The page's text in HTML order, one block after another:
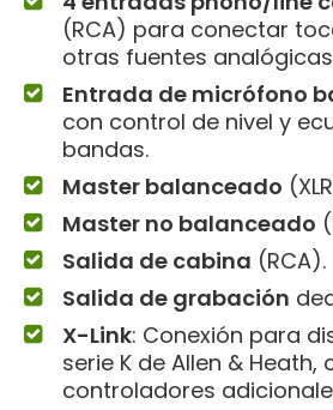
(RCA) para conectar
otras fuentes
Entrada de micrófono
con control de nivel y
bandas.
Master balanceado
Master no balanceado
Salida de cabina (RCA).
Salida de grabación
X-Link: Conexión para
serie K de Allen & Heath,
controladores